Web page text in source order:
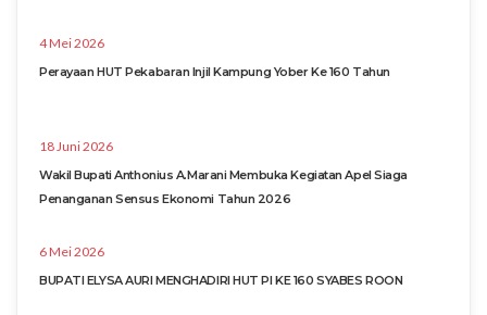
4 Mei 2026
Perayaan HUT Pekabaran Injil Kampung Yober Ke 160 Tahun
18 Juni 2026
Wakil Bupati Anthonius A.Marani Membuka Kegiatan Apel Siaga
Penanganan Sensus Ekonomi Tahun 2026
6 Mei 2026
BUPATI ELYSA AURI MENGHADIRI HUT PI KE 160 SYABES ROON